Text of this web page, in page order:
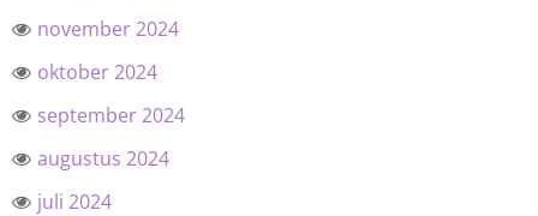
november 2024
oktober 2024
september 2024
augustus 2024
juli 2024